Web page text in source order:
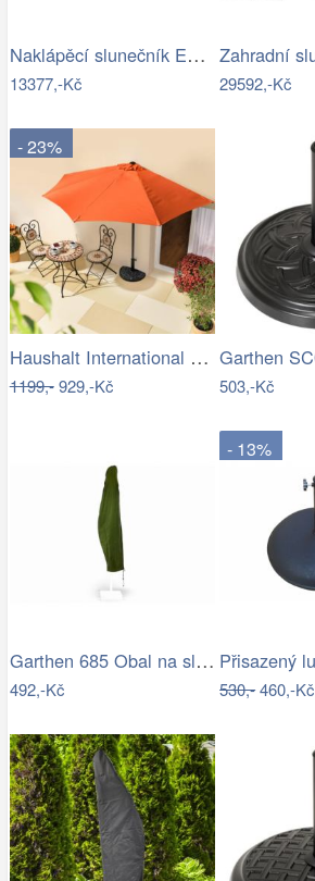
Naklápěcí slunečník EASY TURN 300x300…
13377,-Kč 29592,-Kč
- 23%
Haushalt International Slunečník…
1199,-929,-Kč 503,-Kč
Garthen 685 Obal na slunečník s…
492,-Kč
- 13%
530,-460,-Kč